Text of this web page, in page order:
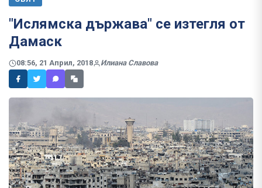
"Ислямска държава" се изтегля от
Дамаск
08:56, 21 Април, 2018 Илиана Славова